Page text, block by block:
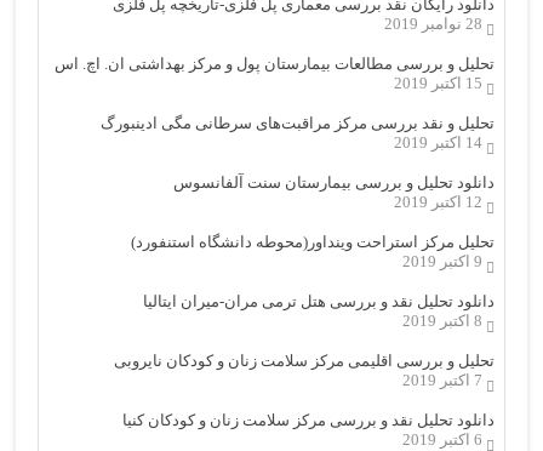
دانلود رایگان نقد بررسی معماری پل فلزی-تاریخچه پل فلزی
28 نوامبر 2019
تحلیل و بررسی مطالعات بیمارستان پول و مرکز بهداشتی ان. اچ. اس
15 اکتبر 2019
تحلیل و نقد بررسی مرکز مراقبت‌های سرطانی مگی ادینبورگ
14 اکتبر 2019
دانلود تحلیل و بررسی بیمارستان سنت آلفانسوس
12 اکتبر 2019
تحلیل مرکز استراحت وینداور(محوطه دانشگاه استنفورد)
9 اکتبر 2019
دانلود تحلیل نقد و بررسی هتل ترمی مران-میران ایتالیا
8 اکتبر 2019
تحلیل و بررسی اقلیمی مرکز سلامت زنان و کودکان نایروبی
7 اکتبر 2019
دانلود تحلیل نقد و بررسی مرکز سلامت زنان و کودکان کنیا
6 اکتبر 2019